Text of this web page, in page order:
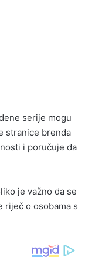
serije mogu
stranice brenda
i poručuje da
je važno da se
riječ o osobama s